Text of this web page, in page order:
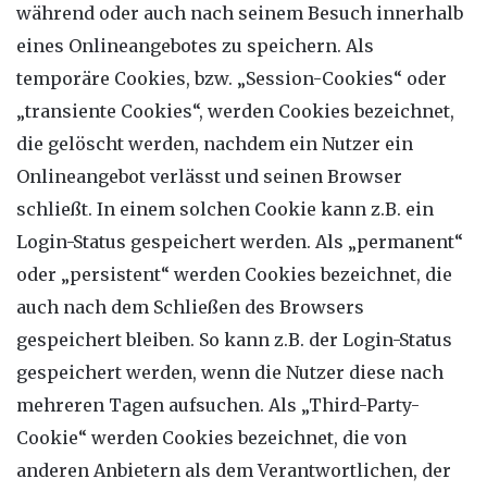
während oder auch nach seinem Besuch innerhalb
eines Onlineangebotes zu speichern. Als
temporäre Cookies, bzw. „Session-Cookies“ oder
„transiente Cookies“, werden Cookies bezeichnet,
die gelöscht werden, nachdem ein Nutzer ein
Onlineangebot verlässt und seinen Browser
schließt. In einem solchen Cookie kann z.B. ein
Login-Status gespeichert werden. Als „permanent“
oder „persistent“ werden Cookies bezeichnet, die
auch nach dem Schließen des Browsers
gespeichert bleiben. So kann z.B. der Login-Status
gespeichert werden, wenn die Nutzer diese nach
mehreren Tagen aufsuchen. Als „Third-Party-
Cookie“ werden Cookies bezeichnet, die von
anderen Anbietern als dem Verantwortlichen, der